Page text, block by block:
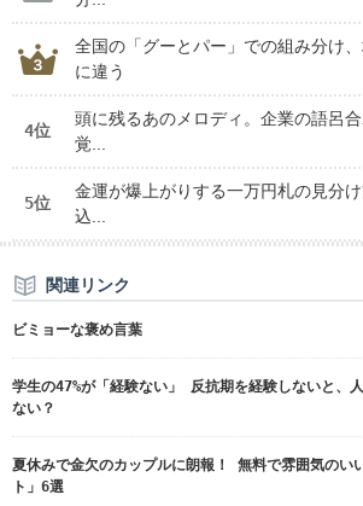
全国の「グーとパー」での組み分け
に違う
4位
頭に残るあのメロディ。企業の語呂
覚...
5位
金運が爆上がりする一万円札の見分
込...
関連リンク
ビミョーな褒め言葉
学生の47%が「経験ない」 反抗期を経験しないと、
ない？
夏休みで金欠のカップルに朗報！ 無料で雰囲気のい
ト」6選